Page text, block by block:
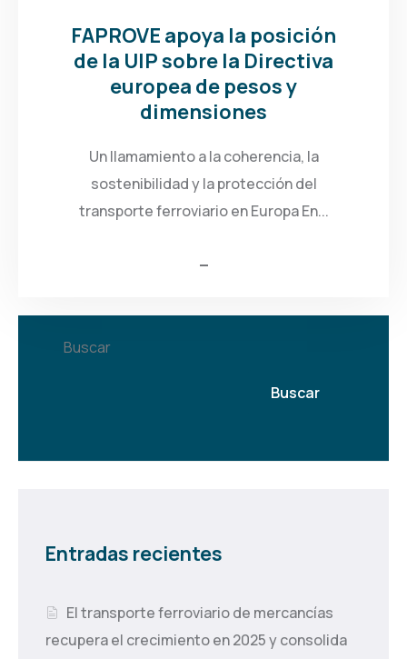
FAPROVE apoya la posición
de la UIP sobre la Directiva
europea de pesos y
dimensiones
Un llamamiento a la coherencia, la
sostenibilidad y la protección del
transporte ferroviario en Europa En...
Buscar
Buscar
Entradas recientes
El transporte ferroviario de mercancías
recupera el crecimiento en 2025 y consolida